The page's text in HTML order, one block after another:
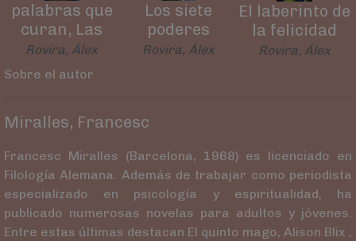
palabras que
curan, Las
Rovira, Álex
Los siete
poderes
Rovira, Álex
El laberinto de
la felicidad
Rovira, Álex
Sobre el autor
Miralles, Francesc
Francesc Miralles (Barcelona, 1968) es licenciado en
Filología Alemana. Además de trabajar como periodista
especializado en psicología y espiritualidad, ha
publicado numerosas novelas para adultos y jóvenes.
Entre estas últimas destacan El quinto mago, Alison Blix ,